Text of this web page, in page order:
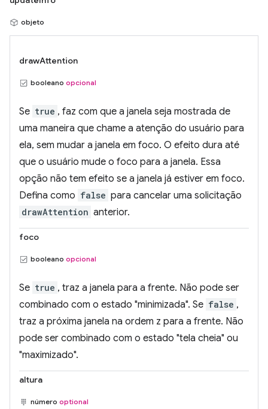
objeto
drawAttention
booleano opcional
Se true , faz com que a janela seja mostrada de
uma maneira que chame a atenção do usuário para
ela, sem mudar a janela em foco. O efeito dura até
que o usuário mude o foco para a janela. Essa
opção não tem efeito se a janela já estiver em foco.
Defina como false para cancelar uma solicitação
drawAttention anterior.
foco
booleano opcional
Se true , traz a janela para a frente. Não pode ser
combinado com o estado "minimizada". Se false ,
traz a próxima janela na ordem z para a frente. Não
pode ser combinado com o estado "tela cheia" ou
"maximizado".
altura
número optional